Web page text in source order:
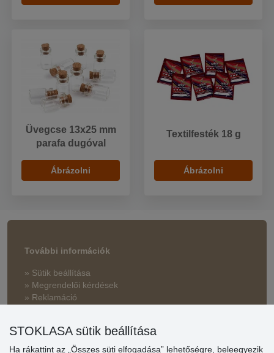
Üvegcse 13x25 mm
parafa dugóval
Ábrázolni
Textilfesték 18 g
Ábrázolni
További információk
» Sütik beállítása
» Megrendelői kérdések
» Reklamáció
» Kedvezmények és jutalmak nagykereskedelmi
vásárlóinknak
STOKLASA sütik beállítása
Ha rákattint az „Összes süti elfogadása” lehetőségre, beleegyezik